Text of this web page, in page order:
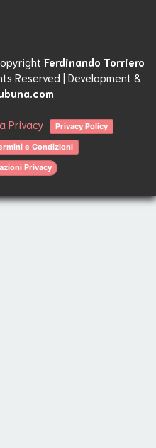
Ferdinando Torriero
Reserved | Development &
Privacy Privacy Policy
e Condizioni
Privacy